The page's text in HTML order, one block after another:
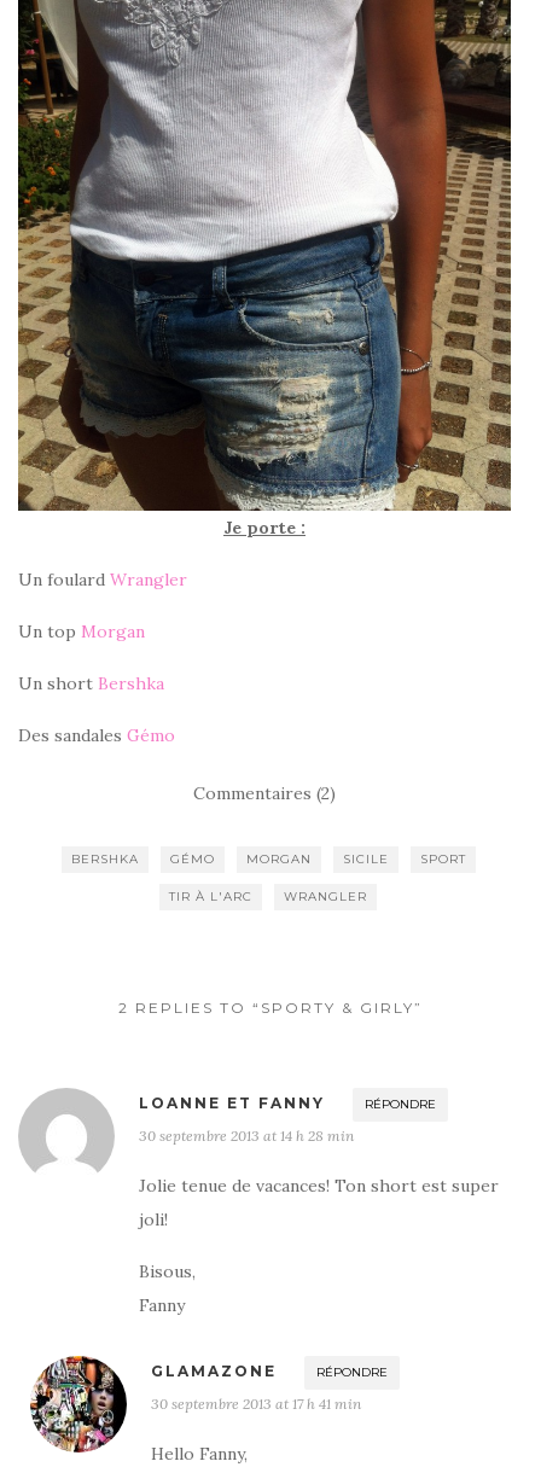
Je porte :
Un foulard Wrangler
Un top Morgan
Un short Bershka
Des sandales Gémo
Commentaires (2)
BERSHKA GÉMO MORGAN SICILE SPORT
TIR À L'ARC WRANGLER
2 REPLIES TO “SPORTY & GIRLY”
LOANNE ET FANNY RÉPONDRE
30 septembre 2013 at 14 h 28 min
Jolie tenue de vacances! Ton short est super
joli!
Bisous,
Fanny
GLAMAZONE RÉPONDRE
30 septembre 2013 at 17 h 41 min
Hello Fanny,